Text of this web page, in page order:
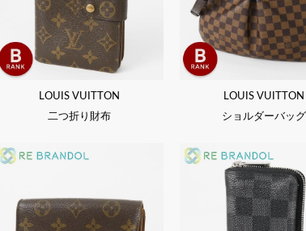
LOUIS VUITTON
二つ折り財布
LOUIS VUITTON
ショルダーバッグ